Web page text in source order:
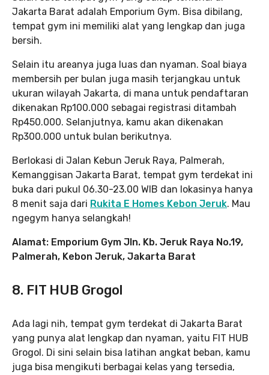
Jakarta Barat adalah Emporium Gym. Bisa dibilang,
tempat gym ini memiliki alat yang lengkap dan juga
bersih.
Selain itu areanya juga luas dan nyaman. Soal biaya
membersih per bulan juga masih terjangkau untuk
ukuran wilayah Jakarta, di mana untuk pendaftaran
dikenakan Rp100.000 sebagai registrasi ditambah
Rp450.000. Selanjutnya, kamu akan dikenakan
Rp300.000 untuk bulan berikutnya.
Berlokasi di Jalan Kebun Jeruk Raya, Palmerah,
Kemanggisan Jakarta Barat, tempat gym terdekat ini
buka dari pukul 06.30-23.00 WIB dan lokasinya hanya
8 menit saja dari Rukita E Homes Kebon Jeruk. Mau
ngegym hanya selangkah!
Alamat: Emporium Gym Jln. Kb. Jeruk Raya No.19,
Palmerah, Kebon Jeruk, Jakarta Barat
8. FIT HUB Grogol
Ada lagi nih, tempat gym terdekat di Jakarta Barat
yang punya alat lengkap dan nyaman, yaitu FIT HUB
Grogol. Di sini selain bisa latihan angkat beban, kamu
juga bisa mengikuti berbagai kelas yang tersedia,